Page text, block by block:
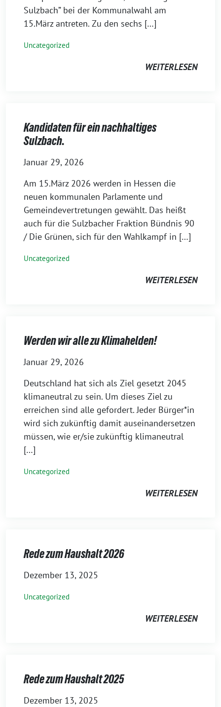
Sulzbach” bei der Kommunalwahl am
15.März antreten. Zu den sechs […]
Uncategorized
WEITERLESEN
Kandidaten für ein nachhaltiges
Sulzbach.
Januar 29, 2026
Am 15.März 2026 werden in Hessen die
neuen kommunalen Parlamente und
Gemeindevertretungen gewählt. Das heißt
auch für die Sulzbacher Fraktion Bündnis 90
/ Die Grünen, sich für den Wahlkampf in […]
Uncategorized
WEITERLESEN
Werden wir alle zu Klimahelden!
Januar 29, 2026
Deutschland hat sich als Ziel gesetzt 2045
klimaneutral zu sein. Um dieses Ziel zu
erreichen sind alle gefordert. Jeder Bürger*in
wird sich zukünftig damit auseinandersetzen
müssen, wie er/sie zukünftig klimaneutral
[…]
Uncategorized
WEITERLESEN
Rede zum Haushalt 2026
Dezember 13, 2025
Uncategorized
WEITERLESEN
Rede zum Haushalt 2025
Dezember 13, 2025